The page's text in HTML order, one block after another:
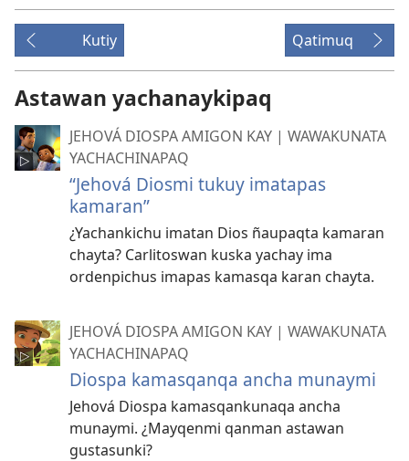
Kutiy Qatimuq
Astawan yachanaykipaq
JEHOVÁ DIOSPA AMIGON KAY | WAWAKUNATA
YACHACHINAPAQ
“Jehová Diosmi tukuy imatapas
kamaran”
¿Yachankichu imatan Dios ñaupaqta kamaran
chayta? Carlitoswan kuska yachay ima
ordenpichus imapas kamasqa karan chayta.
JEHOVÁ DIOSPA AMIGON KAY | WAWAKUNATA
YACHACHINAPAQ
Diospa kamasqanqa ancha munaymi
Jehová Diospa kamasqankunaqa ancha
munaymi. ¿Mayqenmi qanman astawan
gustasunki?